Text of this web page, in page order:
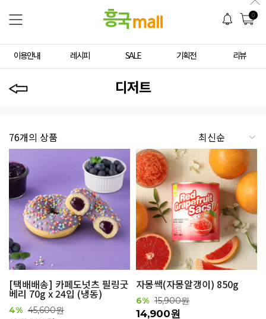
0
이용안내 레시피 SALE 기획전 리뷰
디저트
76개의 상품
[택배배송] 카페도넛츠 필링굿
베리 70g x 24입 (냉동)
4% 45,600원
자몽쌕(자몽알갱이) 850g
6% 15,900원
14,900원